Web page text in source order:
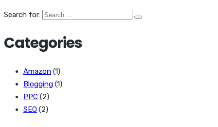
Search for:
Categories
Amazon (1)
Blogging (1)
PPC (2)
SEO (2)